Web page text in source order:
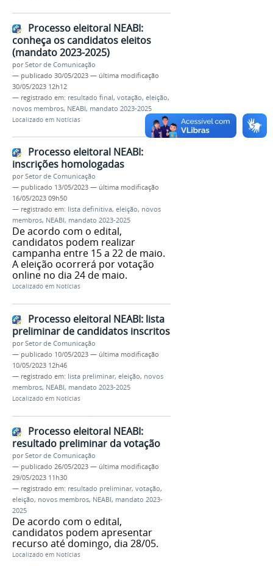
Processo eleitoral NEABI:
conheça os candidatos eleitos
(mandato 2023-2025)
porSetor de Comunicação
— publicado 30/05/2023 — última modificação
30/05/2023 12h12
— registrado em: resultado final, votação, eleição,
novos membros, NEABI, mandato 2023-2025
Localizado em Notícias
Processo eleitoral NEABI:
inscrições homologadas
porSetor de Comunicação
— publicado 13/05/2023 — última modificação
16/05/2023 09h50
— registrado em: lista definitiva, eleição, novos
membros, NEABI, mandato 2023-2025
De acordo com o edital,
candidatos podem realizar
campanha entre 15 a 22 de maio.
A eleição ocorrerá por votação
online no dia 24 de maio.
Localizado em Notícias
Processo eleitoral NEABI: lista
preliminar de candidatos inscritos
porSetor de Comunicação
— publicado 10/05/2023 — última modificação
10/05/2023 12h46
— registrado em: lista preliminar, eleição, novos
membros, NEABI, mandato 2023-2025
Localizado em Notícias
Processo eleitoral NEABI:
resultado preliminar da votação
porSetor de Comunicação
— publicado 26/05/2023 — última modificação
29/05/2023 11h30
— registrado em: resultado preliminar, votação,
eleição, novos membros, NEABI, mandato 2023-
2025
De acordo com o edital,
candidatos podem apresentar
recurso até domingo, dia 28/05.
Localizado em Notícias